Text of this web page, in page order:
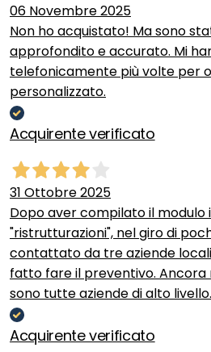
06 Novembre 2025
Non ho acquistato! Ma sono
approfondito e accurato. Mi
telefonicamente più volte per
personalizzato.
Acquirente verificato
31 Ottobre 2025
Dopo aver compilato il modulo
"ristrutturazioni", nel giro di
contattato da tre aziende
fatto fare il preventivo. Ancora
sono tutte aziende di alto livello.
Acquirente verificato